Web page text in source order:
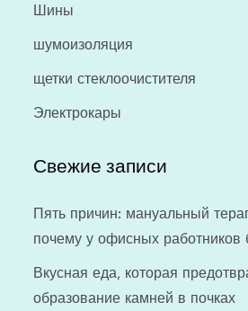
Шины
шумоизоляция
щетки стеклоочистителя
Электрокары
Свежие записи
Пять причин: мануальный
почему у офисных работников
Вкусная еда, которая
образование камней в почках